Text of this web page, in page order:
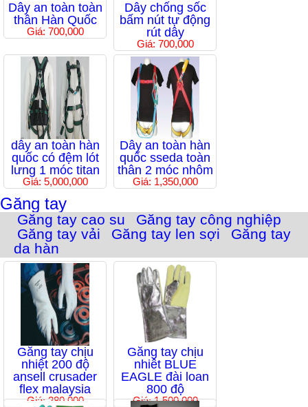
Dây an toàn toàn
thân Hàn Quốc
Giá: 700,000
Dây chống sốc
bấm nút tự động
rút dây
Giá: 700,000
dây an toàn hàn
quốc có đệm lót
lưng 1 móc titan
Giá: 5,000,000
Dây an toàn hàn
quốc sseda toàn
thân 2 móc nhôm
Giá: 1,350,000
Găng tay
Găng tay cao su
Găng tay công nghiệp
Găng tay vải
Găng tay len sợi
Găng tay
da hàn
Găng tay chịu
nhiệt 200 độ
ansell crusader
flex malaysia
Giá: 280,000
Găng tay chịu
nhiêt BLUE
EAGLE đài loan
800 độ
Giá: 1,500,000